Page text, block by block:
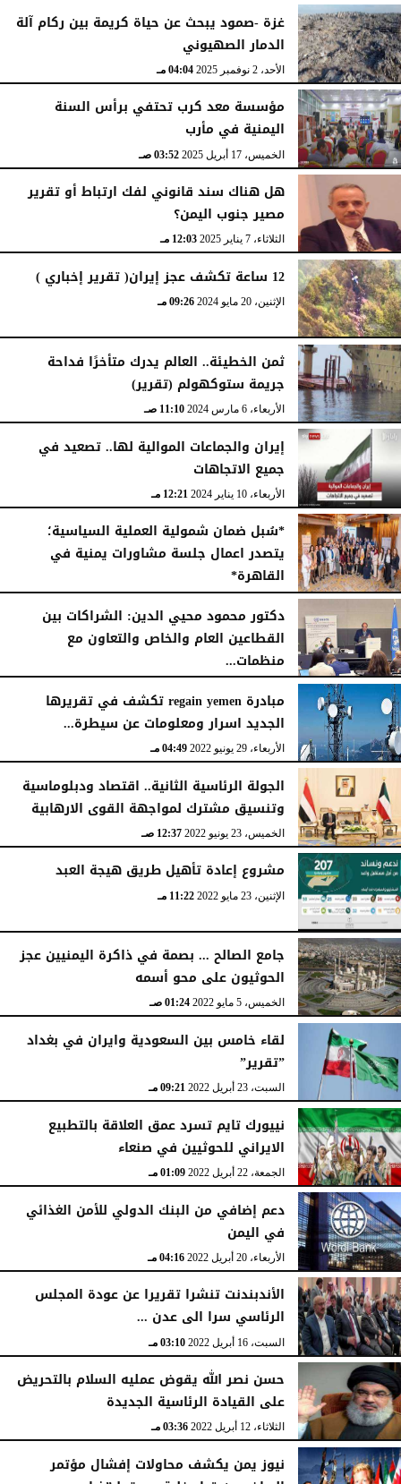
غزة -صمود يبحث عن حياة كريمة بين ركام آلة
الدمار الصهيوني
الأحد، 2 نوفمبر 2025 04:04 مـ
مؤسسة معد كرب تحتفي برأس السنة
اليمنية في مأرب
الخميس، 17 أبريل 2025 03:52 صـ
هل هناك سند قانوني لفك ارتباط أو تقرير
مصير جنوب اليمن؟
الثلاثاء، 7 يناير 2025 12:03 مـ
12 ساعة تكشف عجز إيران( تقرير إخباري )
الإثنين، 20 مايو 2024 09:26 مـ
ثمن الخطيئة.. العالم يدرك متأخرًا فداحة
جريمة ستوكهولم (تقرير)
الأربعاء، 6 مارس 2024 11:10 صـ
إيران والجماعات الموالية لها.. تصعيد في
جميع الاتجاهات
الأربعاء، 10 يناير 2024 12:21 مـ
*سُبل ضمان شمولية العملية السياسية؛
يتصدر اعمال جلسة مشاورات يمنية في
القاهرة*
الخميس، 21 ديسمبر 2023
دكتور محمود محيي الدين: الشراكات بين
القطاعين العام والخاص والتعاون مع
منظمات...
الثلاثاء، 18 أكتوبر 2022 08:12 صـ
مبادرة regain yemen تكشف في تقريرها
الجديد اسرار ومعلومات عن سيطرة...
الأربعاء، 29 يونيو 2022 04:49 مـ
الجولة الرئاسية الثانية.. اقتصاد ودبلوماسية
وتنسيق مشترك لمواجهة القوى الارهابية
الخميس، 23 يونيو 2022 12:37 صـ
مشروع إعادة تأهيل طريق هيجة العبد
الإثنين، 23 مايو 2022 11:22 مـ
جامع الصالح ... بصمة في ذاكرة اليمنيين عجز
الحوثيون على محو أسمه
الخميس، 5 مايو 2022 01:24 صـ
لقاء خامس بين السعودية وايران في بغداد
”تقرير”
السبت، 23 أبريل 2022 09:21 مـ
نييورك تايم تسرد عمق العلاقة بالتطبيع
الايراني للحوثيين في صنعاء
الجمعة، 22 أبريل 2022 01:09 مـ
دعم إضافي من البنك الدولي للأمن الغذائي
في اليمن
الأربعاء، 20 أبريل 2022 04:16 مـ
الأندبندنت تنشرا تقريرا عن عودة المجلس
الرئاسي سرا الى عدن ...
السبت، 16 أبريل 2022 03:10 مـ
حسن نصر الله يقوض عمليه السلام بالتحريض
على القيادة الرئاسية الجديدة
الثلاثاء، 12 أبريل 2022 03:36 مـ
نيوز يمن يكشف محاولات إفشال مؤتمر